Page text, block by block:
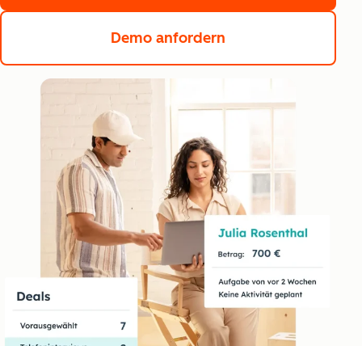
Demo anfordern